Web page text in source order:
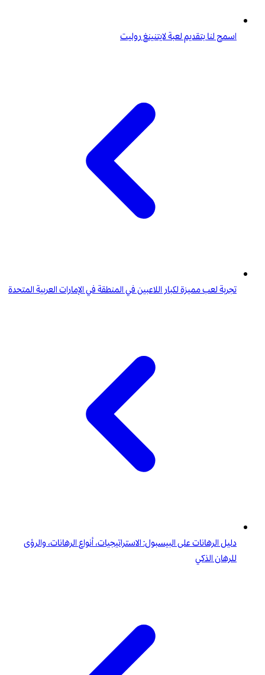
اسمح لنا بتقديم لعبة لايتنينغ روليت
تجربة لعب مميزة لكبار اللاعبين في المنطقة في الإمارات العربية المتحدة
دليل الرهانات على البيسبول: الاستراتيجيات، أنواع الرهانات، والرؤى
للرهان الذكي